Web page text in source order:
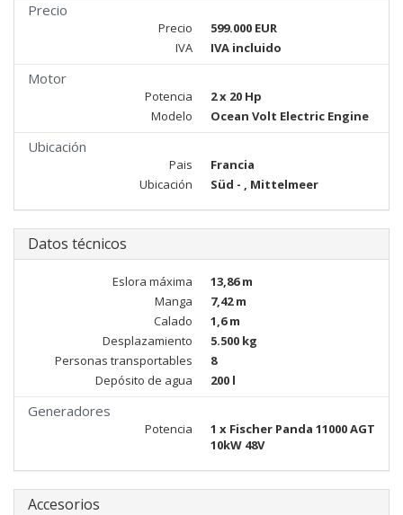
Precio
Precio
599.000 EUR
IVA
IVA incluido
Motor
Potencia
2 x 20 Hp
Modelo
Ocean Volt Electric Engine
Ubicación
Pais
Francia
Ubicación
Süd - , Mittelmeer
Datos técnicos
Eslora máxima
13,86 m
Manga
7,42 m
Calado
1,6 m
Desplazamiento
5.500 kg
Personas transportables
8
Depósito de agua
200 l
Generadores
Potencia
1 x Fischer Panda 11000 AGT
10kW 48V
Accesorios